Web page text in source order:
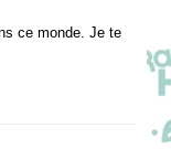
ce monde. Je te